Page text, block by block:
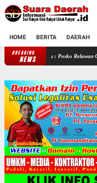
HOME BERITA DAERAH
BREAKING
NEWS
Selama Kemarau : Posko Relawan